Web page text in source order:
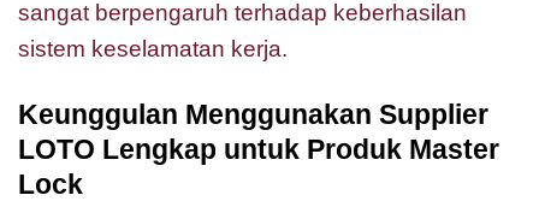
sangat berpengaruh terhadap keberhasilan
sistem keselamatan kerja.
Keunggulan Menggunakan Supplier
LOTO Lengkap untuk Produk Master
Lock